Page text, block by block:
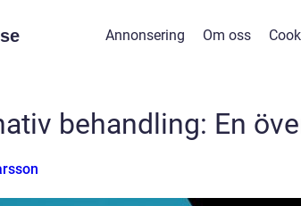
se Annonsering Om oss
behandling: En